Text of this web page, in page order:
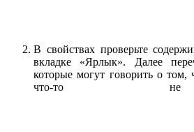
В свойствах проверьте
вкладке «Ярлык». Далее
которые могут говорить о том,
что-то